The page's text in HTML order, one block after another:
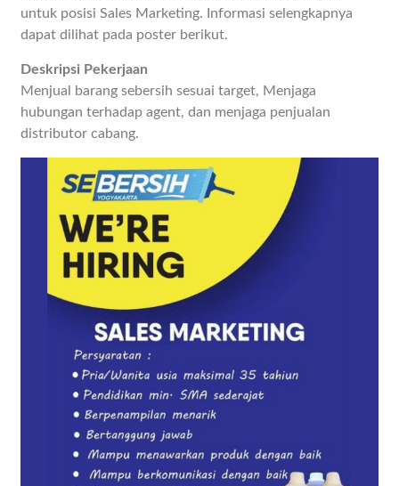
untuk posisi Sales Marketing. Informasi selengkapnya
dapat dilihat pada poster berikut.
Deskripsi Pekerjaan
Menjual barang sebersih sesuai target, Menjaga
hubungan terhadap agent, dan menjaga penjualan
distributor cabang.